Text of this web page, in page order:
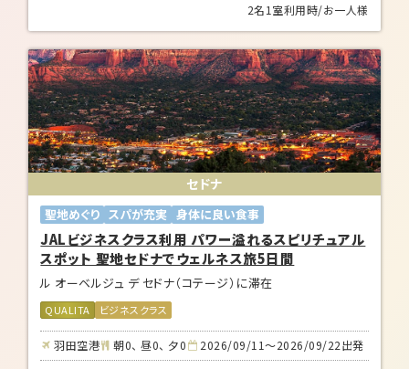
2名1室利用時/お一人様
セドナ
聖地めぐり スパが充実 身体に良い食事
JALビジネスクラス利用 パワー溢れるスピリチュアル
スポット 聖地セドナでウェルネス旅5日間
ル オーベルジュ デ セドナ（コテージ）に滞在
QUALITA ビジネスクラス
羽田空港 朝0、 昼0、 夕0 2026/09/11～2026/09/22出発